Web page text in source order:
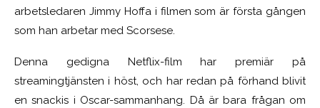
arbetsledaren Jimmy Hoffa i filmen som är första gången
som han arbetar med Scorsese.
Denna gedigna Netflix-film har premiär på
streamingtjänsten i höst, och har redan på förhand blivit
en snackis i Oscar-sammanhang. Då är bara frågan om